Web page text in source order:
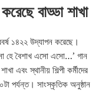
বাড্ডা শাখা
১৪২২ উদ্‌যাপন করেছে।
হে বৈশাখ এসো এসো…’ গান
এবং স্থানীয় শিল্পী কর্মীদের
পর্যন্ত। সাংস্কৃতিক অনুষ্ঠান